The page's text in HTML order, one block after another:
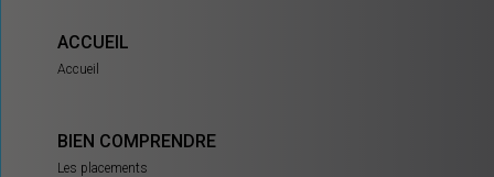
ACCUEIL
Accueil
BIEN COMPRENDRE
Les placements